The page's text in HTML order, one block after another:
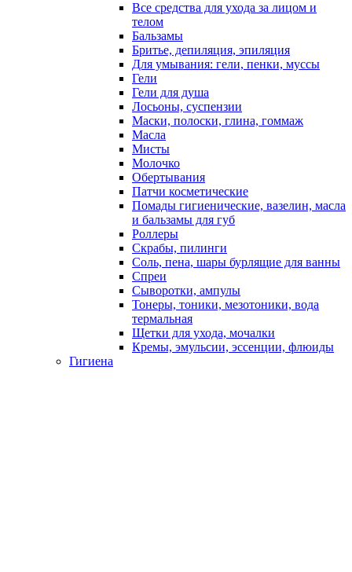
Все средства для ухода за лицом и
телом
Бальзамы
Бритье, депиляция, эпиляция
Для умывания: гели, пенки, муссы
Гели
Гели для душа
Лосьоны, суспензии
Маски, полоски, глина, гоммаж
Масла
Мисты
Молочко
Обертывания
Патчи косметические
Помады гигиенические, вазелин, масла
и бальзамы для губ
Роллеры
Скрабы, пилинги
Соль, пена, шары бурлящие для ванны
Спреи
Сыворотки, ампулы
Тонеры, тоники, мезотоники, вода
термальная
Щетки для ухода, мочалки
Кремы, эмульсии, эссенции, флюиды
Гигиена